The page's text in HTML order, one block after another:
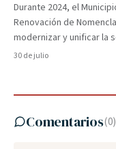
Durante 2024, el
Renovación de
modernizar y unificar la
30 de julio
Comentarios(0)